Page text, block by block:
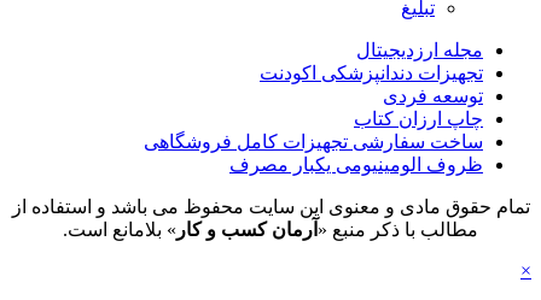
تبلیغ
مجله ارزدیجیتال
تجهیزات دندانپزشکی اکودنت
توسعه فردی
چاپ ارزان کتاب
ساخت سفارشی تجهیزات کامل فروشگاهی
ظروف الومینیومی یکبار مصرف
تمام حقوق مادی و معنوی این سایت محفوظ می باشد و استفاده از
مطالب با ذکر منبع « آرمان کسب و کار » بلامانع است.
×